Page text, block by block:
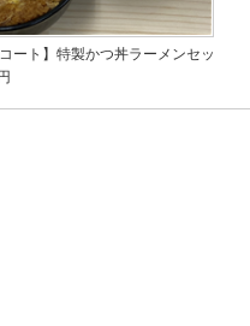
コート】特製かつ丼ラーメンセッ